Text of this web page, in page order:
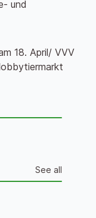
und
18. April/ VVV
See all